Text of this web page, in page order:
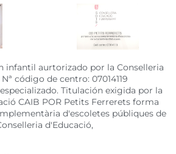
infantil aurtorizado por la Conselleria
código de centro: 07014119
Titulación exigida por la
CAIB POR Petits Ferrerets forma
d'escoletes públiques de
d'Educació,